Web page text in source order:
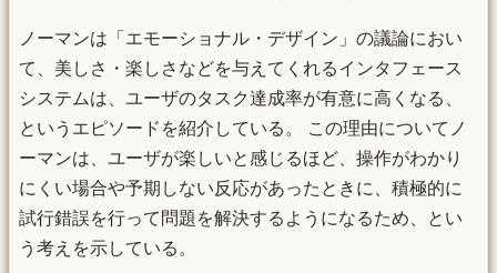
ノーマンは「エモーショナル・デザイン」の議論におい
て、美しさ・楽しさなどを与えてくれるインタフェース
システムは、ユーザのタスク達成率が有意に高くなる、
というエピソードを紹介している。 この理由についてノ
ーマンは、ユーザが楽しいと感じるほど、操作がわかり
にくい場合や予期しない反応があったときに、積極的に
試行錯誤を行って問題を解決するようになるため、とい
う考えを示している。